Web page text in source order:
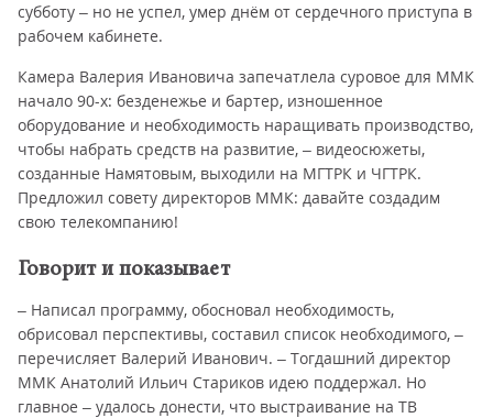
субботу – но не успел, умер днём от сердечного приступа в
рабочем кабинете.
Камера Валерия Ивановича запечатлела суровое для ММК
начало 90-х: безденежье и бартер, изношенное
оборудование и необходимость наращивать производство,
чтобы набрать средств на развитие, – видеосюжеты,
созданные Намятовым, выходили на МГТРК и ЧГТРК.
Предложил совету директоров ММК: давайте создадим
свою телекомпанию!
Говорит и показывает
– Написал программу, обосновал необходимость,
обрисовал перспективы, составил список необходимого, –
перечисляет Валерий Иванович. – Тогдашний директор
ММК Анатолий Ильич Стариков идею поддержал. Но
главное – удалось донести, что выстраивание на ТВ